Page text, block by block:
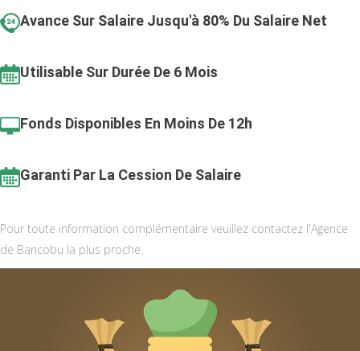
Avance Sur Salaire Jusqu'à 80% Du Salaire Net
Utilisable Sur Durée De 6 Mois
Fonds Disponibles En Moins De 12h
Garanti Par La Cession De Salaire
Pour toute information complémentaire veuillez contactez l'Agence
de Bancobu la plus proche.